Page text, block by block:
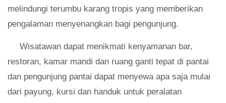
melindungi terumbu karang tropis yang memberikan
pengalaman menyenangkan bagi pengunjung.
Wisatawan dapat menikmati kenyamanan bar,
restoran, kamar mandi dan ruang ganti tepat di pantai
dan pengunjung pantai dapat menyewa apa saja mulai
dari payung, kursi dan handuk untuk peralatan